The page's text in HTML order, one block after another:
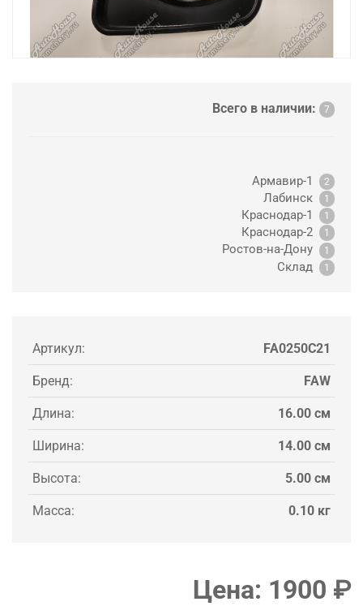
Всего в наличии: 7
Армавир-1 2
Лабинск 1
Краснодар-1 1
Краснодар-2 1
Ростов-на-Дону 1
Склад 1
Артикул: FA0250C21
Бренд: FAW
Длина: 16.00 см
Ширина: 14.00 см
Высота: 5.00 см
Масса: 0.10 кг
Цена: 1900 ₽